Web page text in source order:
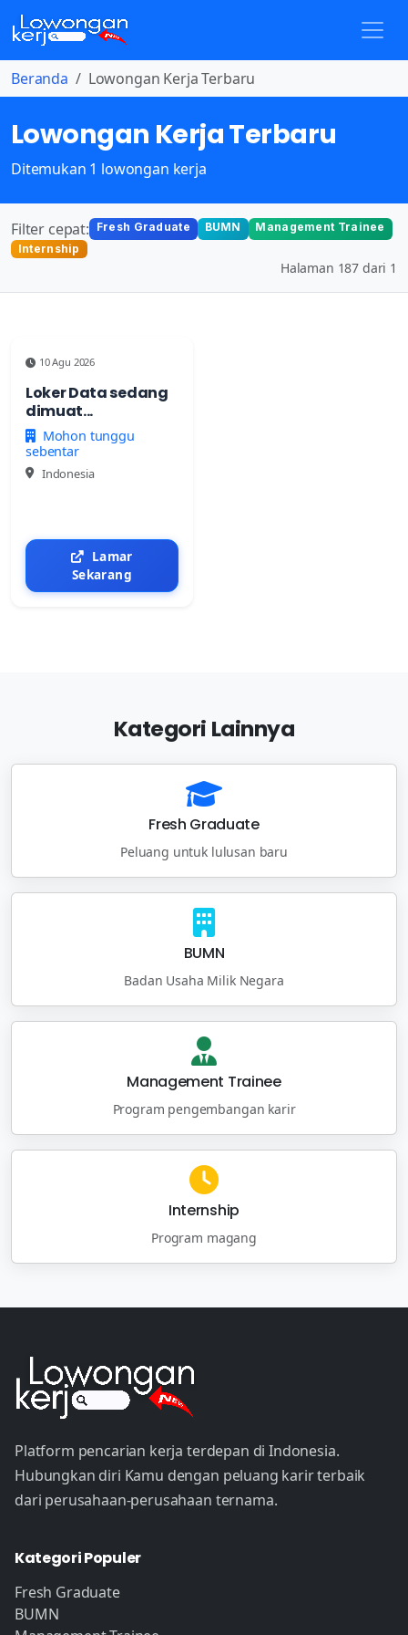
Beranda Lowongan Kerja Terbaru
Lowongan Kerja Terbaru
Ditemukan 1 lowongan kerja
Filter cepat: Fresh Graduate BUMN
Management Trainee
Internship
Halaman 187 dari 1
10 Agu 2026
Loker Data sedang
dimuat...
Mohon tunggu
sebentar
Indonesia
Lamar
Sekarang
Kategori Lainnya
Fresh Graduate
Peluang untuk lulusan baru
BUMN
Badan Usaha Milik Negara
Management Trainee
Program pengembangan karir
Internship
Program magang
Platform pencarian kerja terdepan di Indonesia.
Hubungkan diri Kamu dengan peluang karir terbaik
dari perusahaan-perusahaan ternama.
Kategori Populer
Fresh Graduate
BUMN